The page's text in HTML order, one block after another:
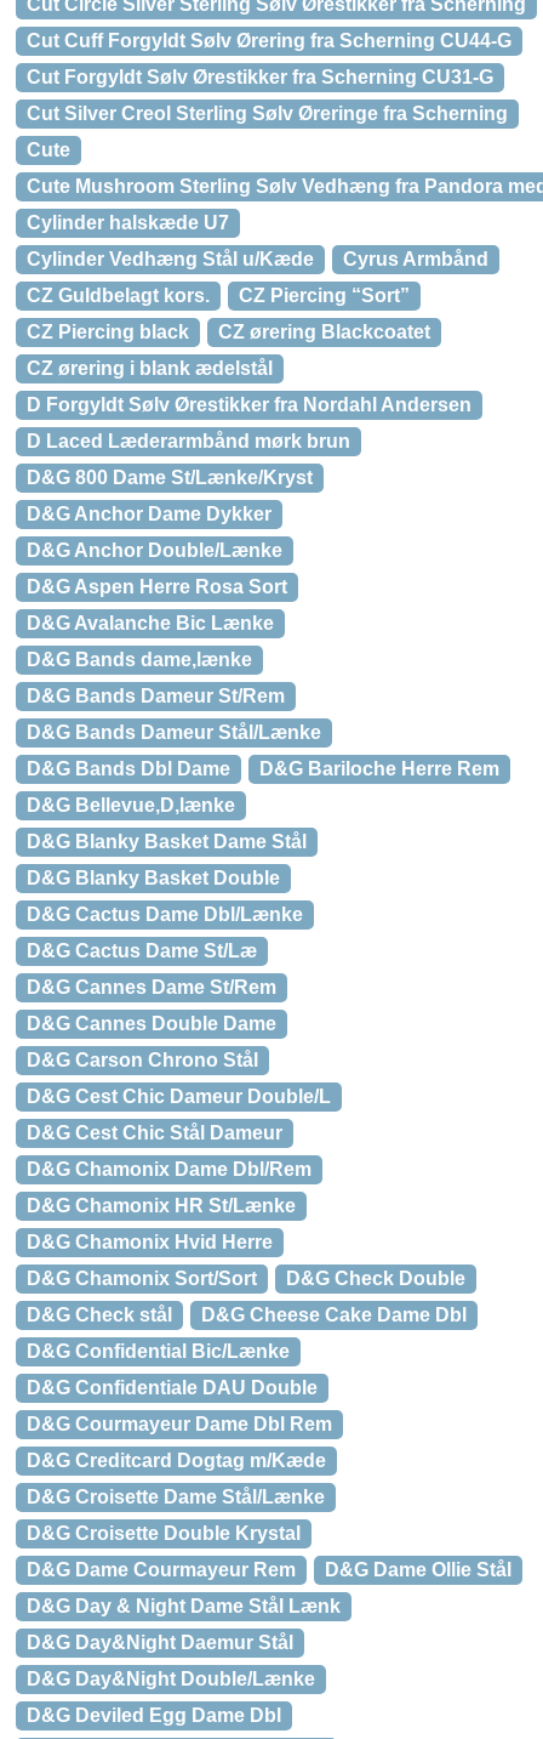
Cut Circle Silver Sterling Sølv Ørestikker fra Scherning
Cut Cuff Forgyldt Sølv Ørering fra Scherning CU44-G
Cut Forgyldt Sølv Ørestikker fra Scherning CU31-G
Cut Silver Creol Sterling Sølv Øreringe fra Scherning
Cute
Cute Mushroom Sterling Sølv Vedhæng fra Pandora
Cylinder halskæde U7
Cylinder Vedhæng Stål u/Kæde
Cyrus Armbånd
CZ Guldbelagt kors.
CZ Piercing “Sort”
CZ Piercing black
CZ ørering Blackcoatet
CZ ørering i blank ædelstål
D Forgyldt Sølv Ørestikker fra Nordahl Andersen
D Laced Læderarmbånd mørk brun
D&G 800 Dame St/Lænke/Kryst
D&G Anchor Dame Dykker
D&G Anchor Double/Lænke
D&G Aspen Herre Rosa Sort
D&G Avalanche Bic Lænke
D&G Bands dame,lænke
D&G Bands Dameur St/Rem
D&G Bands Dameur Stål/Lænke
D&G Bands Dbl Dame
D&G Bariloche Herre Rem
D&G Bellevue,D,lænke
D&G Blanky Basket Dame Stål
D&G Blanky Basket Double
D&G Cactus Dame Dbl/Lænke
D&G Cactus Dame St/Læ
D&G Cannes Dame St/Rem
D&G Cannes Double Dame
D&G Carson Chrono Stål
D&G Cest Chic Dameur Double/L
D&G Cest Chic Stål Dameur
D&G Chamonix Dame Dbl/Rem
D&G Chamonix HR St/Lænke
D&G Chamonix Hvid Herre
D&G Chamonix Sort/Sort
D&G Check Double
D&G Check stål
D&G Cheese Cake Dame Dbl
D&G Confidential Bic/Lænke
D&G Confidentiale DAU Double
D&G Courmayeur Dame Dbl Rem
D&G Creditcard Dogtag m/Kæde
D&G Croisette Dame Stål/Lænke
D&G Croisette Double Krystal
D&G Dame Courmayeur Rem
D&G Dame Ollie Stål
D&G Day & Night Dame Stål Lænk
D&G Day&Night Daemur Stål
D&G Day&Night Double/Lænke
D&G Deviled Egg Dame Dbl